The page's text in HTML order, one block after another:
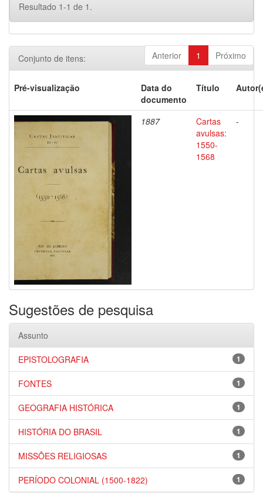
Resultado 1-1 de 1.
Anterior 1 Próximo
Conjunto de itens:
Pré-visualização
Data do
documento
Título
1887
Cartas
avulsas:
1550-
1568
-
Sugestões de pesquisa
Assunto
1
EPISTOLOGRAFIA
1
FONTES
1
GEOGRAFIA HISTÓRICA
1
HISTÓRIA DO BRASIL
1
MISSÕES RELIGIOSAS
1
PERÍODO COLONIAL (1500-1822)